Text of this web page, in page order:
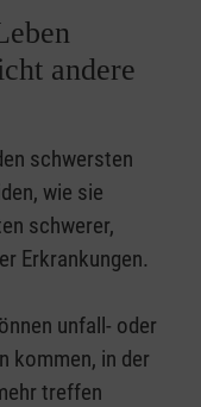
andere
schwersten
wie sie
schwerer,
Erkrankungen.
unfall- oder
kommen, in der
treffen